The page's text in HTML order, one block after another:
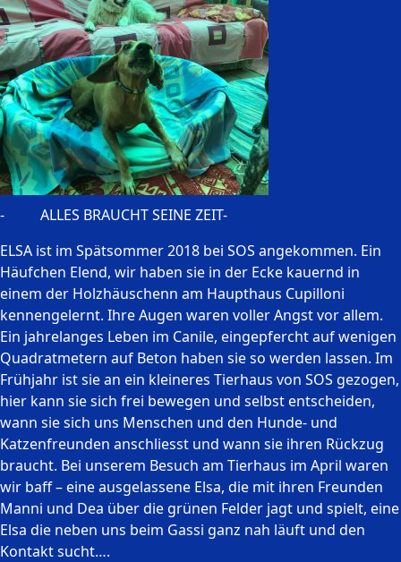
- ALLES BRAUCHT SEINE ZEIT-
ELSA ist im Spätsommer 2018 bei SOS angekommen. Ein
Häufchen Elend, wir haben sie in der Ecke kauernd in
einem der Holzhäuschenn am Haupthaus Cupilloni
kennengelernt. Ihre Augen waren voller Angst vor allem.
Ein jahrelanges Leben im Canile, eingepfercht auf wenigen
Quadratmetern auf Beton haben sie so werden lassen. Im
Frühjahr ist sie an ein kleineres Tierhaus von SOS gezogen,
hier kann sie sich frei bewegen und selbst entscheiden,
wann sie sich uns Menschen und den Hunde- und
Katzenfreunden anschliesst und wann sie ihren Rückzug
braucht. Bei unserem Besuch am Tierhaus im April waren
wir baff – eine ausgelassene Elsa, die mit ihren Freunden
Manni und Dea über die grünen Felder jagt und spielt, eine
Elsa die neben uns beim Gassi ganz nah läuft und den
Kontakt sucht….